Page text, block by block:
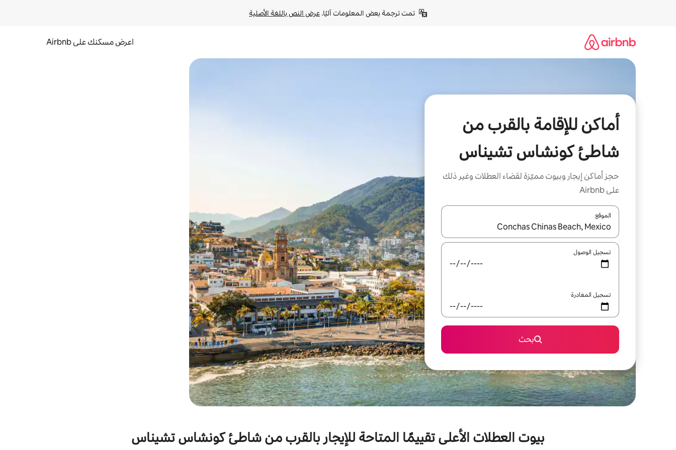
تمت ترجمة بعض المعلومات آليًا. عرض النص باللغة الأصلية
اعرض مسكنك على Airbnb
أماكن للإقامة بالقرب من
شاطئ كونشاس تشيناس
حجز أماكن إيجار وبيوت مميّزة لقضاء العطلات وغير ذلك
على Airbnb
الموقع
عند توفر النتائج، انتقل باستخدام السهمين لأعلى ولأسفل أو استكشف عن طريق اللمس أو السحب.
تسجيل الوصول
تسجيل المغادرة
بحث
بيوت العطلات الأعلى تقييمًا المتاحة للإيجار بالقرب من شاطئ كونشاس تشيناس